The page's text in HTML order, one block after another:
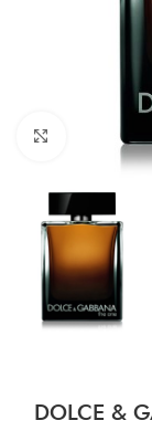
CLICK TO
DOLCE &